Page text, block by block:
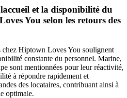
et la disponibilité du
You selon les retours des
chez Hiptown Loves You soulignent
constante du personnel. Marine,
sont mentionnées pour leur réactivité,
à répondre rapidement et
des locataires, contribuant ainsi à
optimale.